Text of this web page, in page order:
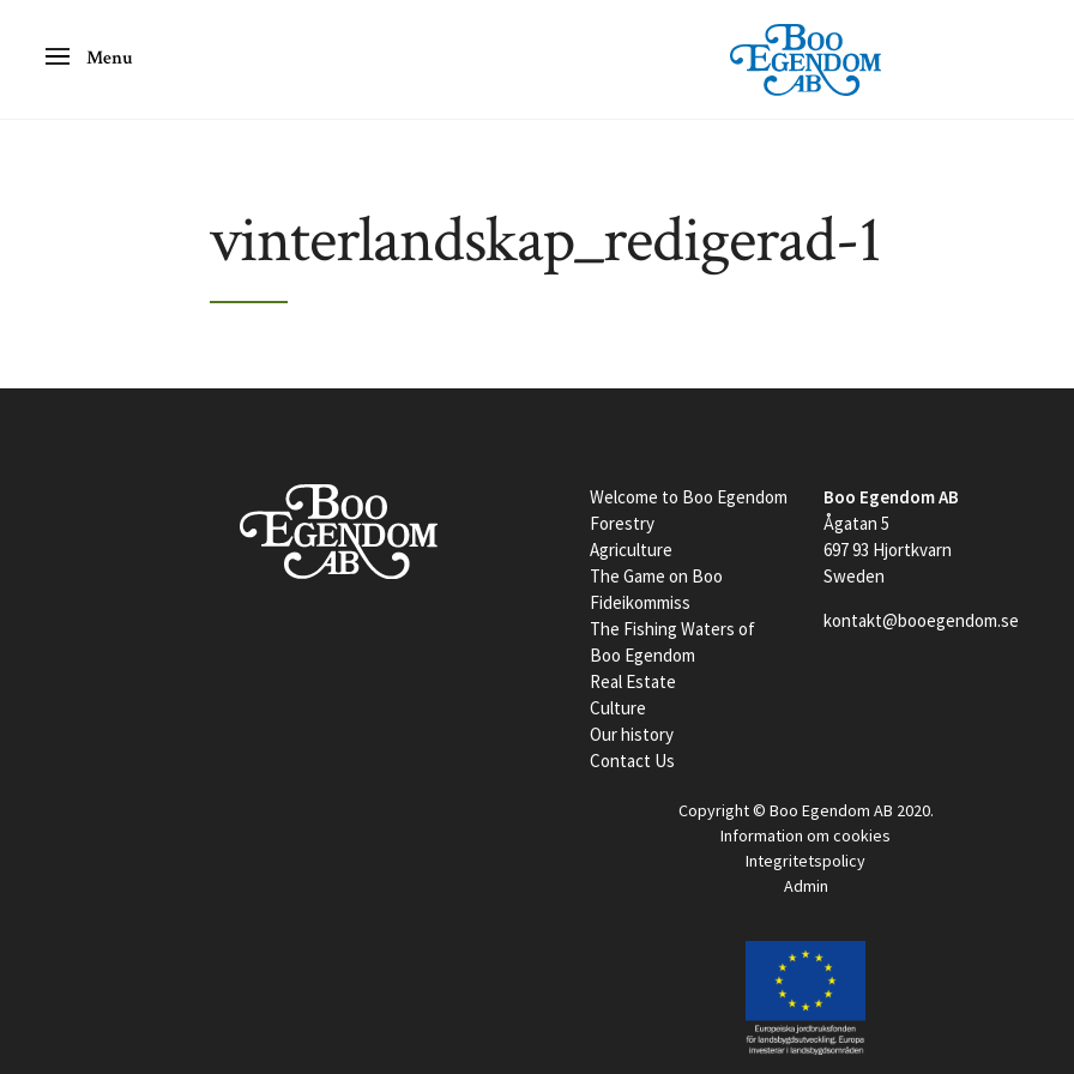
Menu
vinterlandskap_redigerad-1
Welcome to Boo Egendom
Forestry
Agriculture
The Game on Boo
Fideikommiss
The Fishing Waters of
Boo Egendom
Real Estate
Culture
Our history
Contact Us
Boo Egendom AB
Ågatan 5
697 93 Hjortkvarn
Sweden
kontakt@booegendom.se
Copyright © Boo Egendom AB 2020.
Information om cookies
Integritetspolicy
Admin